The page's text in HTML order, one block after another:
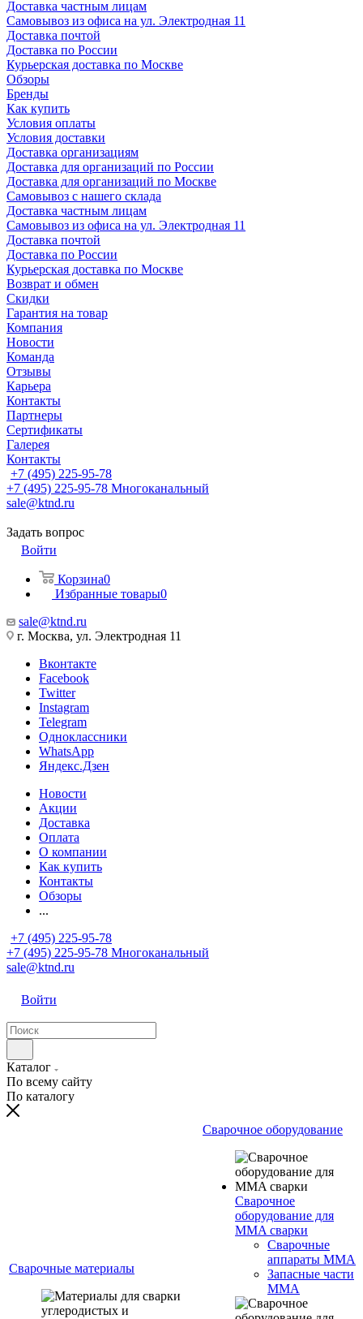
Доставка частным лицам
Самовывоз из офиса на ул. Электродная 11
Доставка почтой
Доставка по России
Курьерская доставка по Москве
Обзоры
Бренды
Как купить
Условия оплаты
Условия доставки
Доставка организациям
Доставка для организаций по России
Доставка для организаций по Москве
Самовывоз с нашего склада
Доставка частным лицам
Самовывоз из офиса на ул. Электродная 11
Доставка почтой
Доставка по России
Курьерская доставка по Москве
Возврат и обмен
Скидки
Гарантия на товар
Компания
Новости
Команда
Отзывы
Карьера
Контакты
Партнеры
Сертификаты
Галерея
Контакты
+7 (495) 225-95-78
+7 (495) 225-95-78 Многоканальный
sale@ktnd.ru
Задать вопрос
Войти
Корзина0
Избранные товары0
sale@ktnd.ru
г. Москва, ул. Электродная 11
Вконтакте
Facebook
Twitter
Instagram
Telegram
Одноклассники
WhatsApp
Яндекс.Дзен
Новости
Акции
Доставка
Оплата
О компании
Как купить
Контакты
Обзоры
...
+7 (495) 225-95-78
+7 (495) 225-95-78 Многоканальный
sale@ktnd.ru
Войти
Каталог
По всему сайту
По каталогу
Сварочные материалы
Сварочное оборудование
Сварочное
оборудование для
MMA сварки
Сварочные
аппараты MMA
Запасные части
MMA